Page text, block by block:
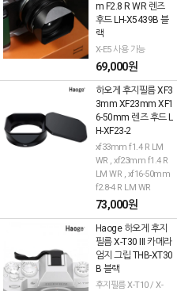
m F2.8 R WR 렌즈
후드 LH-X5439B 블
랙
X-E5 사용 가능
69,000원
하오게 후지필름 XF3
3mm XF23mm XF1
6-50mm 렌즈 후드 L
H-XF23-2
xf33mm f1.4 R LM
WR , xf23mm f1.4 R
LM WR , xf16-50mm
f2.8-4 R LM WR
73,000원
Haoge 하오게 후지
필름 X-T30 III 카메라
엄지 그립 THB-XT30
B 블랙
후지필름 X-T10 / X-